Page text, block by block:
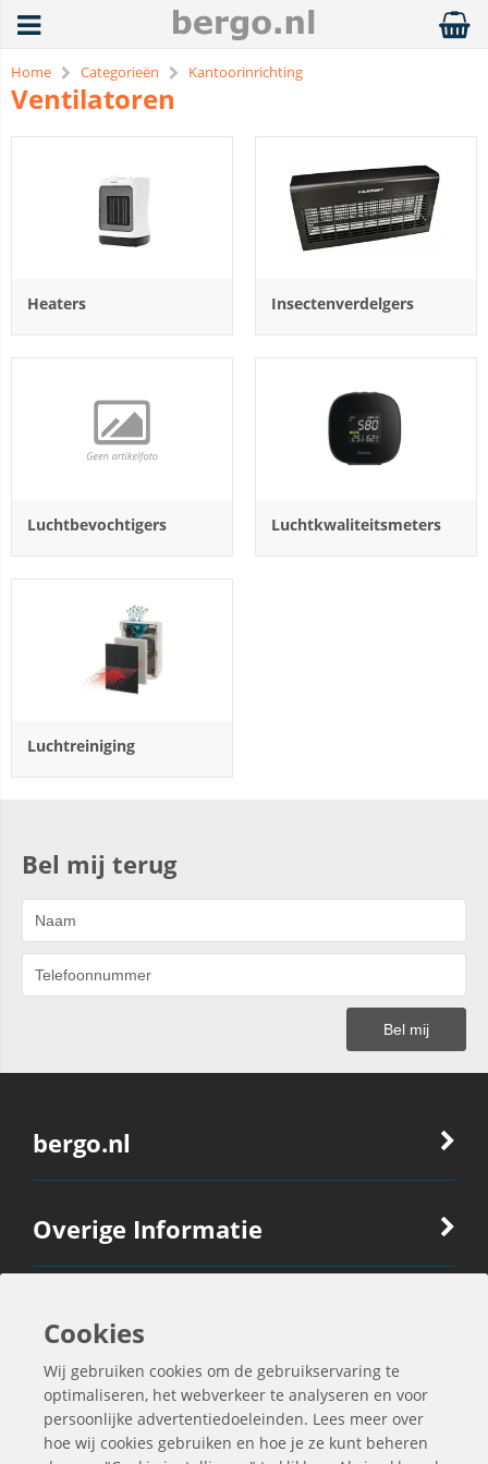
Home Categorieën Kantoorinrichting
Ventilatoren
Heaters Insectenverdelgers
Luchtbevochtigers Luchtkwaliteitsmeters
Luchtreiniging
Bel mij terug
bergo.nl
Overige Informatie
Ook Interessant
Contactgegevens
Cookies
Wij gebruiken cookies om de gebruikservaring te
optimaliseren, het webverkeer te analyseren en voor
persoonlijke advertentiedoeleinden. Lees meer over
hoe wij cookies gebruiken en hoe je ze kunt beheren